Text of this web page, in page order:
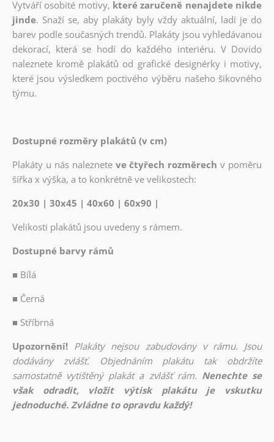
Vytváří osobité motivy, které zaručeně nenajdete nikde
jinde. Snaží se, aby plakáty byly vždy aktuální, ladí je do
barev podle současných trendů. Plakáty jsou vyhledávanou
dekorací, která se hodí do každého interiéru. V Dovido
naleznete kromě plakátů od grafické designérky i motivy,
které jsou výsledkem poctivého výběru našeho šikovného
týmu.
Dostupné rozměry plakátů (v cm)
Plakáty u nás naleznete ve čtyřech rozměrech v poměru
šířka x výška, a to konkrétně ve velikostech:
20x30 | 30x45 | 40x60 | 60x90 |
Velikosti plakátů jsou uvedeny s rámem.
Dostupné barvy rámů
■ Bílá
■ Černá
■ Stříbrná
Upozornění! Plakáty nejsou zabudovány v rámu. Jsou
dodávány zvlášť. Objednáním plakátu tak obdržíte
samostatně vytištěný plakát a zvlášť rám. Nenechte se
však odradit, vložit výtisk plakátu je vskutku
jednoduché. Zvládne to opravdu každý!